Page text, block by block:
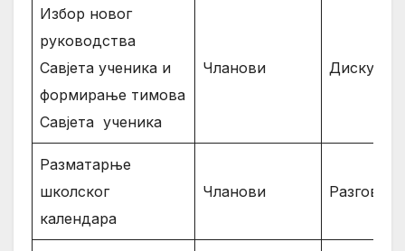
Избор новог
руководства
Савјета ученика и
формирање тимова
Савјета ученика
Чланови Дискусија
Разматарње
школског
календара
Чланови Разговор